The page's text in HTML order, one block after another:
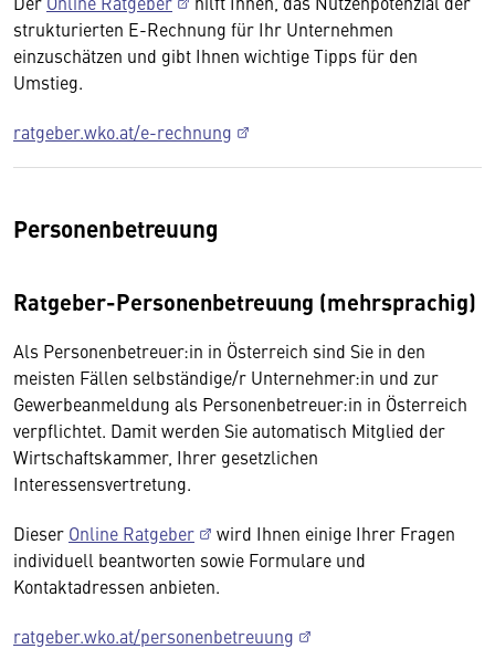
strukturierten E-Rechnung für Ihr Unternehmen
einzuschätzen und gibt Ihnen wichtige Tipps für den
Umstieg.
ratgeber.wko.at/e-rechnung
Personenbetreuung
Ratgeber-Personenbetreuung (mehrsprachig)
Als Personenbetreuer:in in Österreich sind Sie in den
meisten Fällen selbständige/r Unternehmer:in und zur
Gewerbeanmeldung als Personenbetreuer:in in Österreich
verpflichtet. Damit werden Sie automatisch Mitglied der
Wirtschaftskammer, Ihrer gesetzlichen
Interessensvertretung.
Dieser Online Ratgeber
wird Ihnen einige Ihrer Fragen
individuell beantworten sowie Formulare und
Kontaktadressen anbieten.
ratgeber.wko.at/personenbetreuung